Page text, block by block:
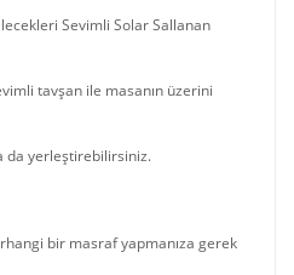
Sevimli Solar Sallanan
tavşan ile masanın üzerini
da yerleştirebilirsiniz.
bir masraf yapmanıza gerek